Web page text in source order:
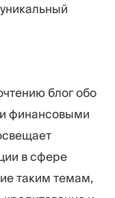
блог обо
финансовыми
в сфере
таким темам,